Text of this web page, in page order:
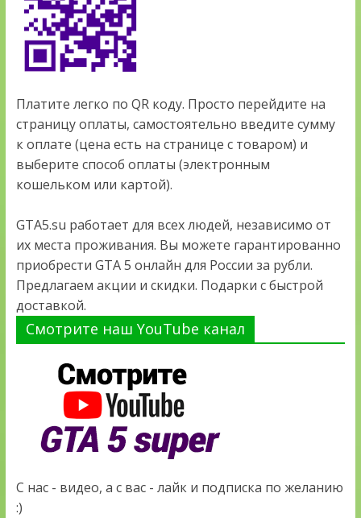
Платите легко по QR коду. Просто перейдите на
страницу оплаты, самостоятельно введите сумму
к оплате (цена есть на странице с товаром) и
выберите способ оплаты (электронным
кошельком или картой).
GTA5.su работает для всех людей, независимо от
их места проживания. Вы можете гарантированно
приобрести GTA 5 онлайн для России за рубли.
Предлагаем акции и скидки. Подарки с быстрой
доставкой.
Смотрите наш YouTube канал
С нас - видео, а с вас - лайк и подписка по желанию
:)